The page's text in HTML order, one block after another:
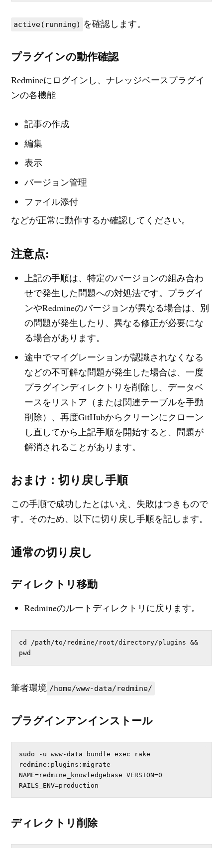
active(running) を確認します。
プラグインの動作確認
Redmineにログインし、ナレッジベースプラグイ
ンの各機能
記事の作成
編集
表示
バージョン管理
ファイル添付
などが正常に動作するか確認してください。
注意点:
上記の手順は、特定のバージョンの組み合わ
せで発生した問題への対処法です。プラグイ
ンやRedmineのバージョンが異なる場合は、別
の問題が発生したり、異なる修正が必要にな
る場合があります。
途中でマイグレーションが認識されなくなる
などの不可解な問題が発生した場合は、一度
プラグインディレクトリを削除し、データベ
ースをリストア（または関連テーブルを手動
削除）、再度GitHubからクリーンにクローン
し直してから上記手順を開始すると、問題が
解消されることがあります。
おまけ：切り戻し手順
この手順で成功したとはいえ、失敗はつきもので
す。そのため、以下に切り戻し手順を記します。
通常の切り戻し
ディレクトリ移動
Redmineのルートディレクトリに戻ります。
cd /path/to/redmine/root/directory/plugins &&
pwd
筆者環境 /home/www-data/redmine/
プラグインアンインストール
sudo -u www-data bundle exec rake
redmine:plugins:migrate
NAME=redmine_knowledgebase VERSION=0
RAILS_ENV=production
ディレクトリ削除